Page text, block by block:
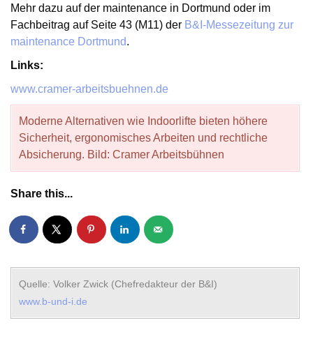
Mehr dazu auf der maintenance in Dortmund oder im
Fachbeitrag auf Seite 43 (M11) der B&I-Messezeitung zur
maintenance Dortmund.
Links:
www.cramer-arbeitsbuehnen.de
Moderne Alternativen wie Indoorlifte bieten höhere
Sicherheit, ergonomisches Arbeiten und rechtliche
Absicherung. Bild: Cramer Arbeitsbühnen
Share this...
Quelle: Volker Zwick (Chefredakteur der B&I)
www.b-und-i.de